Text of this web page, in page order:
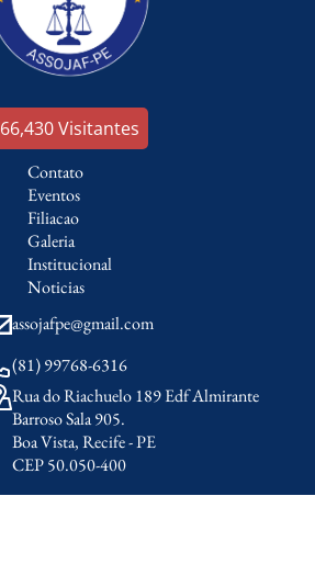
67,059Visitantes
Contato
Eventos
Filiacao
Galeria
Institucional
Noticias
assojafpe@gmail.com
(81) 99768-6316
Rua do Riachuelo 189 Edf Almirante
Barroso Sala 905.
Boa Vista, Recife - PE
CEP 50.050-400